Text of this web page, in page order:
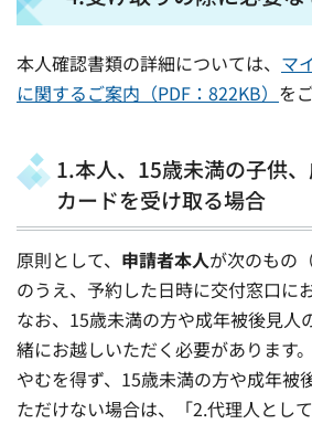
本人確認書類の詳細については、 マ
に関するご案内（PDF：822KB） を
1.本人、15歳未満の子供
カードを受け取る場合
原則として、 申請者本人が次のもの
のうえ、予約した日時に交付窓口に
なお、15歳未満の方や成年被後見人
緒にお越しいただく必要があります。
やむを得ず、15歳未満の方や成年被
ただけない場合は、「2.代理人とし